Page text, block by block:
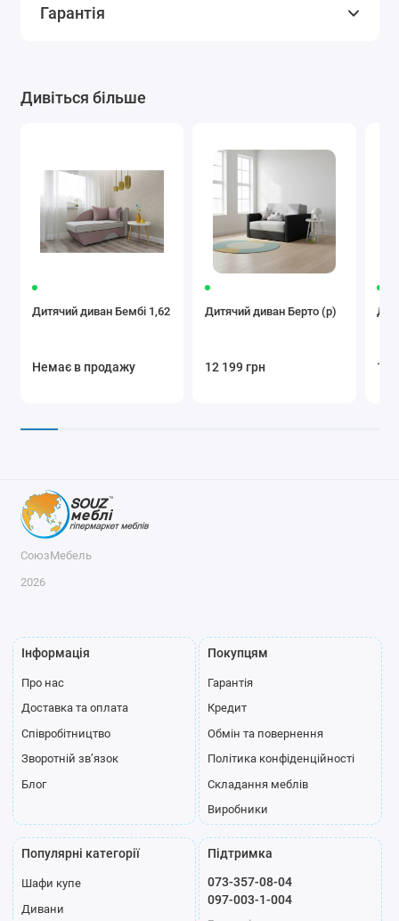
Гарантія
Дивіться більше
Дитячий диван Бембі 1,62
Немає в продажу
Дитячий диван Берто (р)
12 199 грн 14
СоюзМебель
2026
Інформація
Про нас
Доставка та оплата
Співробітництво
Зворотній зв’язок
Блог
Покупцям
Гарантія
Кредит
Обмін та повернення
Політика конфіденційності
Складання меблів
Виробники
Популярні категорії
Шафи купе
Дивани
Підтримка
073-357-08-04
097-003-1-004